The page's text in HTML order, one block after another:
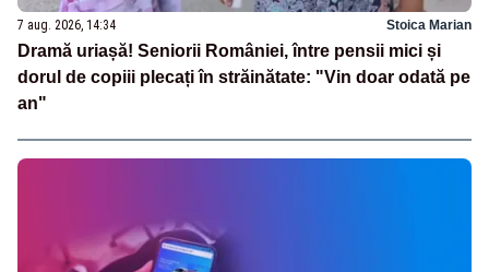
7 aug. 2026, 14:34 Stoica Marian
Dramă uriașă! Seniorii României, între pensii mici și
dorul de copiii plecați în străinătate: "Vin doar odată pe
an"